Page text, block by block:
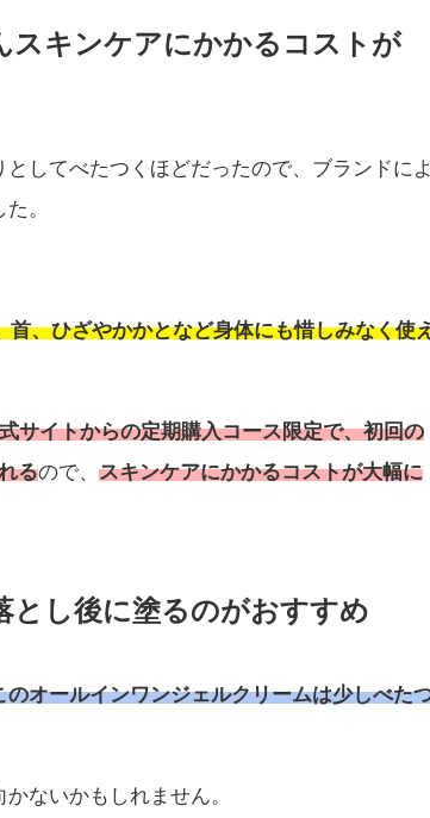
スキンケアにかかるコストが
してべたつくほどだったので、ブランドに
。
首、ひざやかかとなど身体にも惜しみなく使
サイトからの定期購入コース限定で、初回の
るので、スキンケアにかかるコストが大幅に
とし後に塗るのがおすすめ
オールインワンジェルクリームは少しべた
ないかもしれません。